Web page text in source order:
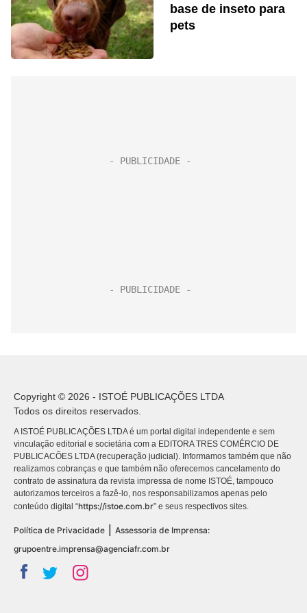
base de inseto para
pets
Copyright © 2026 - ISTOÉ PUBLICAÇÕES LTDA
Todos os direitos reservados.
A ISTOÉ PUBLICAÇÕES LTDA é um portal digital independente e sem
vinculação editorial e societária com a EDITORA TRES COMÉRCIO DE
PUBLICACÕES LTDA (recuperação judicial). Informamos também que não
realizamos cobranças e que também não oferecemos cancelamento do
contrato de assinatura da revista impressa de nome ISTOÉ, tampouco
autorizamos terceiros a fazê-lo, nos responsabilizamos apenas pelo
conteúdo digital “https://istoe.com.br” e seus respectivos sites.
Política de Privacidade
Assessoria de Imprensa:
grupoentre.imprensa@agenciafr.com.br